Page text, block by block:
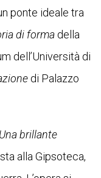
ponte ideale tra
di forma della
dell’Università di
di Palazzo
Una brillante
alla Gipsoteca,